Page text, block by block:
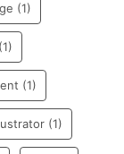
(1)
(1)
(1)
(1)